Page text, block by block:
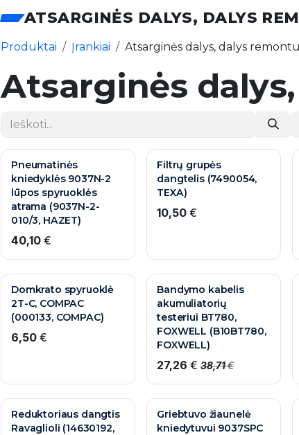
ATSARGINĖS DALYS, DALYS
Produktai Įrankiai Atsarginės dalys, dalys
Atsarginės
VOKIŠKA KOKYBĖ
Pneumatinės
kniedyklės 9037N-2
lūpos spyruoklės
atrama (9037N-2-
010/3, HAZET)
40,10 €
Filtrų grupės
dangtelis (7490054,
TEXA)
10,50 €
Domkrato spyruoklė
2T-C, COMPAC
(000133, COMPAC)
6,50 €
AKCIJA
Bandymo kabelis
akumuliatorių
testeriui BT780,
FOXWELL (B10BT780,
FOXWELL)
27,26 € 38,71€
Reduktoriaus dangtis
Ravaglioli (14630192,
VOKIŠKA KOKYBĖ
Griebtuvo žiaunelė
kniedytuvui 9037SPC